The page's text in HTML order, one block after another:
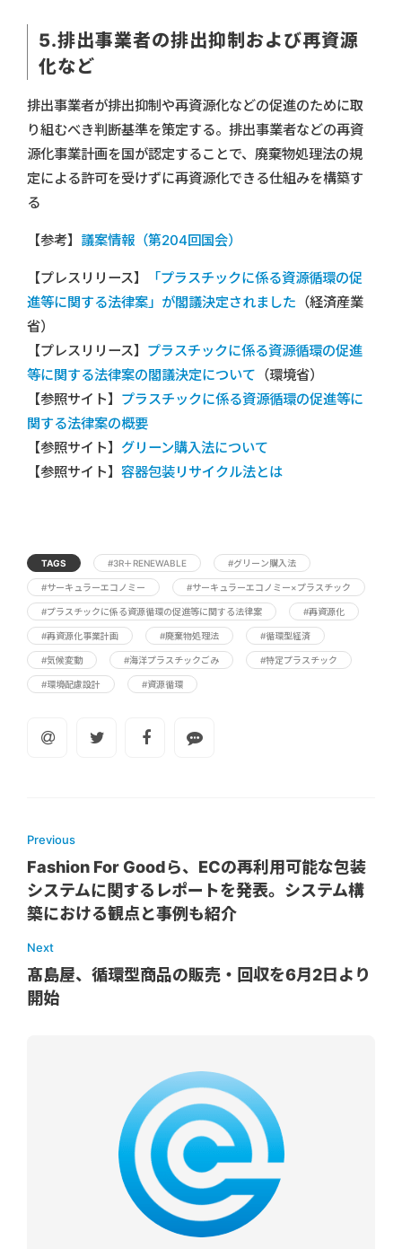
5.排出事業者の排出抑制および再資源
化など
排出事業者が排出抑制や再資源化などの促進のために取
り組むべき判断基準を策定する。排出事業者などの再資
源化事業計画を国が認定することで、廃棄物処理法の規
定による許可を受けずに再資源化できる仕組みを構築す
る
【参考】 議案情報（第204回国会）
【プレスリリース】
「プラスチックに係る資源循環の促
進等に関する法律案」が閣議決定されました （経済産業
省）
【プレスリリース】 プラスチックに係る資源循環の促進
等に関する法律案の閣議決定について （環境省）
【参照サイト】 プラスチックに係る資源循環の促進等に
関する法律案の概要
【参照サイト】 グリーン購入法について
【参照サイト】 容器包装リサイクル法とは
TAGS #3R＋RENEWABLE #グリーン購入法
#サーキュラーエコノミー #サーキュラーエコノミー×プラスチック
#プラスチックに係る資源循環の促進等に関する法律案 #再資源化
#再資源化事業計画 #廃棄物処理法 #循環型経済
#気候変動 #海洋プラスチックごみ #特定プラスチック
#環境配慮設計 #資源循環
Previous
Fashion For Goodら、ECの再利用可能な包装
システムに関するレポートを発表。システム構
築における観点と事例も紹介
Next
髙島屋、循環型商品の販売・回収を6月2日より
開始